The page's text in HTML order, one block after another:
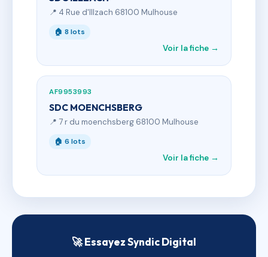
📍 4 Rue d'Illzach 68100 Mulhouse
🏠 8 lots
Voir la fiche →
AF9953993
SDC MOENCHSBERG
📍 7 r du moenchsberg 68100 Mulhouse
🏠 6 lots
Voir la fiche →
🚀 Essayez Syndic Digital